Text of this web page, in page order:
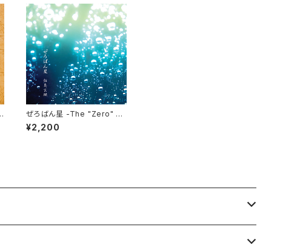
ぜろばん星 -The "Zero" St
ar- 【CD】
¥2,200